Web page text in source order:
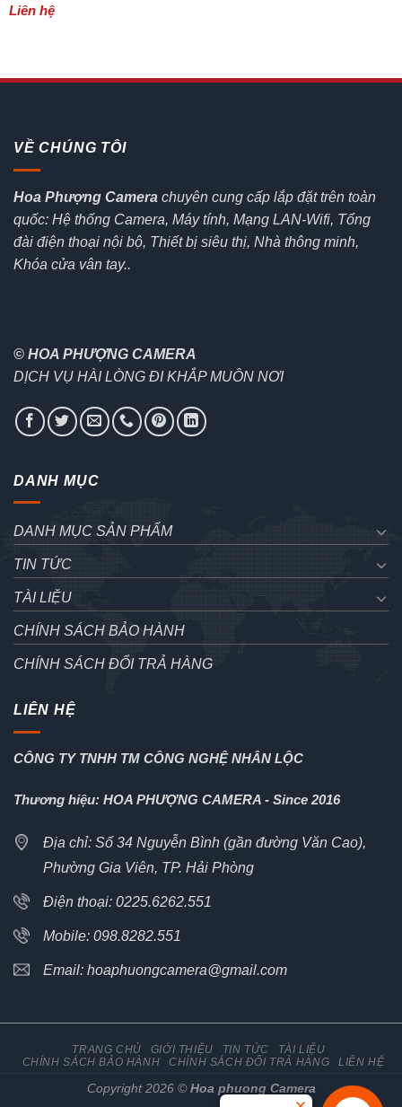
Liên hệ
VỀ CHÚNG TÔI
Hoa Phượng Camera chuyên cung cấp lắp đặt trên toàn
quốc: Hệ thống Camera, Máy tính, Mạng LAN-Wifi, Tổng
đài điện thoại nội bộ, Thiết bị siêu thị, Nhà thông minh,
Khóa cửa vân tay..
© HOA PHƯỢNG CAMERA
DỊCH VỤ HÀI LÒNG ĐI KHẮP MUÔN NƠI
DANH MỤC
DANH MỤC SẢN PHẨM
TIN TỨC
TÀI LIỆU
CHÍNH SÁCH BẢO HÀNH
CHÍNH SÁCH ĐỔI TRẢ HÀNG
LIÊN HỆ
CÔNG TY TNHH TM CÔNG NGHỆ NHÂN LỘC
Thương hiệu: HOA PHƯỢNG CAMERA - Since 2016
Địa chỉ: Số 34 Nguyễn Bình (gần đường Văn Cao),
Phường Gia Viên, TP. Hải Phòng
Điện thoại: 0225.6262.551
Mobile: 098.8282.551
Email: hoaphuongcamera@gmail.com
TRANG CHỦ GIỚI THIỆU TIN TỨC
TÀI LIỆU
CHÍNH SÁCH BẢO HÀNH
CHÍNH SÁCH ĐỔI TRẢ HÀNG LIÊN HỆ
Copyright 2026 ©Hoa phuong Camera